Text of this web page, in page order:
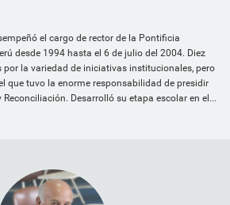
el cargo de rector de la Pontificia
desde 1994 hasta el 6 de julio del 2004. Diez
la variedad de iniciativas institucionales, pero
que tuvo la enorme responsabilidad de presidir
Desarrolló su etapa escolar en el...